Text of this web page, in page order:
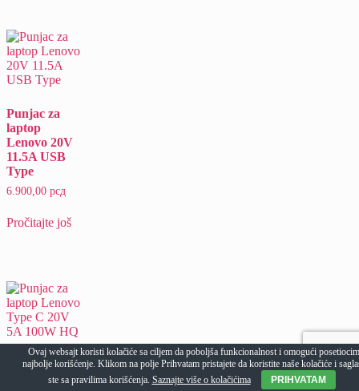
Punjac za
laptop
Lenovo 20V
11.5A USB
Type
6.900,00 рсд
Pročitajte još
Punjac za
Ovaj websajt koristi kolačiće sa ciljem da poboljša funkcionalnost i omogući
najbolje korišćenje. Klikom na polje Prihvatam pristajete da koristite naše kolačiće i
ste sa pravilima korišćenja. Saznajte više o kolačićima PRIHVATAM